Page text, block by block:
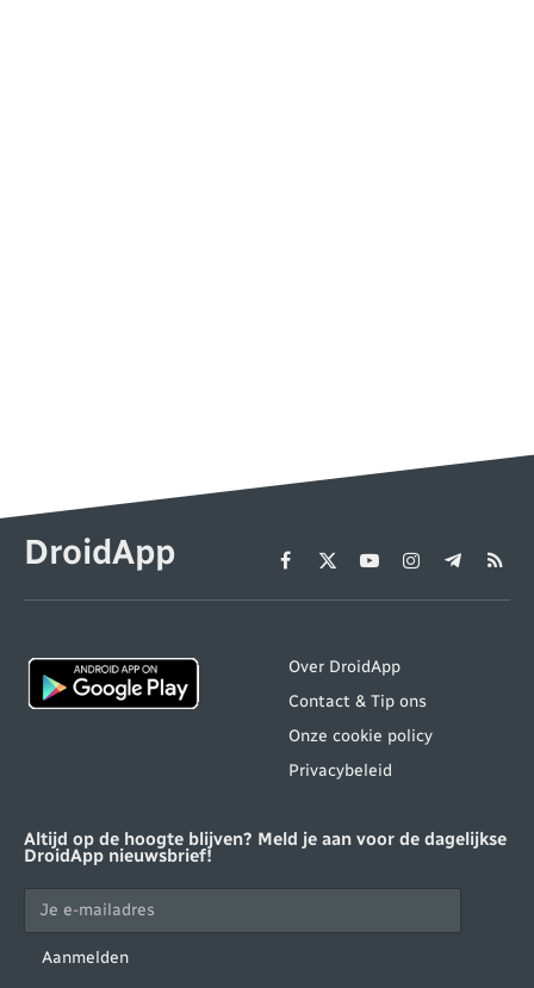
DroidApp Facebook
X
(Twitter)
YouTubeInstagram
Telegram
RSS
Over DroidApp
Contact & Tip ons
Onze cookie policy
Privacybeleid
Altijd op de hoogte blijven? Meld je aan voor de dagelijkse
DroidApp nieuwsbrief!
Aanmelden